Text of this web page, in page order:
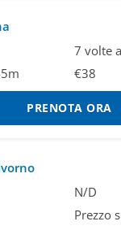
7 volte
€38
PRENOTA ORA
N/D
Prezzo